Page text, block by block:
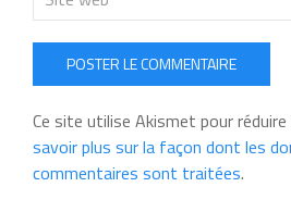
POSTER LE COMMENTAIRE
Ce site utilise Akismet pour réduire
savoir plus sur la façon dont les
commentaires sont traitées.